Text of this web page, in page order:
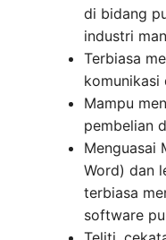
di bidang
industri
Terbiasa
komunikasi
Mampu
pembelian
Menguasai
Word) dan
terbiasa
software